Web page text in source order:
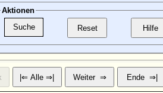
Aktionen